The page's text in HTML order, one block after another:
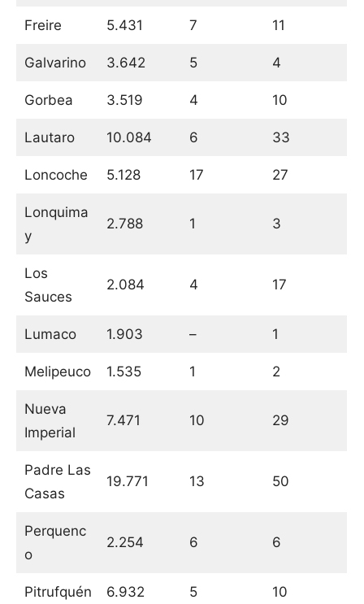
Freire 5.431 7 11
Galvarino 3.642 5 4
Gorbea 3.519 4 10
Lautaro 10.084 6 33
Loncoche 5.128 17 27
Lonquima
y
2.788 1 3
Los
Sauces
2.084 4 17
Lumaco 1.903 – 1
Melipeuco 1.535 1 2
Nueva
Imperial
7.471 10 29
Padre Las
Casas
19.771 13 50
Perquenc
o
2.254 6 6
Pitrufquén 6.932 5 10